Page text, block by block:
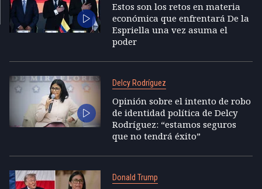
Estos son los retos en materia
económica que enfrentará De la
Espriella una vez asuma el
poder
Delcy Rodríguez
Opinión sobre el intento de robo
de identidad política de Delcy
Rodríguez: “estamos seguros
que no tendrá éxito”
Donald Trump